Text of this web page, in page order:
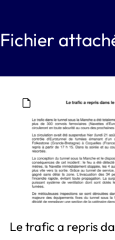
Fichier
Le trafic a repris